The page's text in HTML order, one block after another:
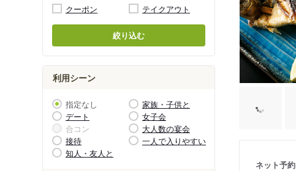
クーポン
テイクアウト
絞り込む
利用シーン
指定なし
家族・子供と
デート
女子会
合コン
大人数の宴会
接待
一人で入りやすい
知人・友人と
ネット予約